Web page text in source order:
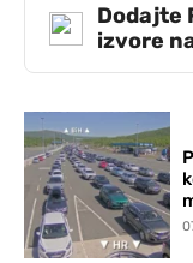
Dodajte
izvore